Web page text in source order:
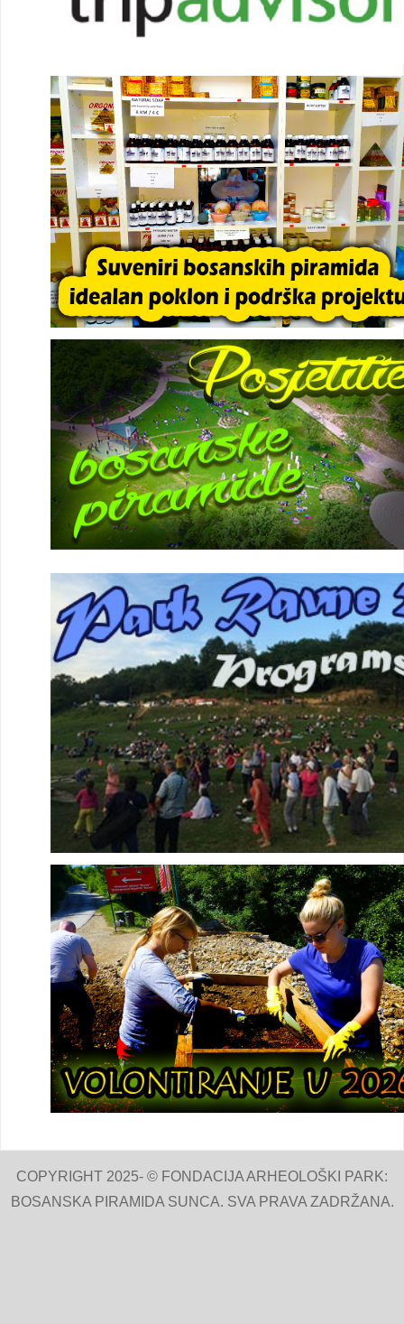
COPYRIGHT 2025- © FONDACIJA ARHEOLOŠKI PARK:
BOSANSKA PIRAMIDA SUNCA. SVA PRAVA ZADRŽANA.